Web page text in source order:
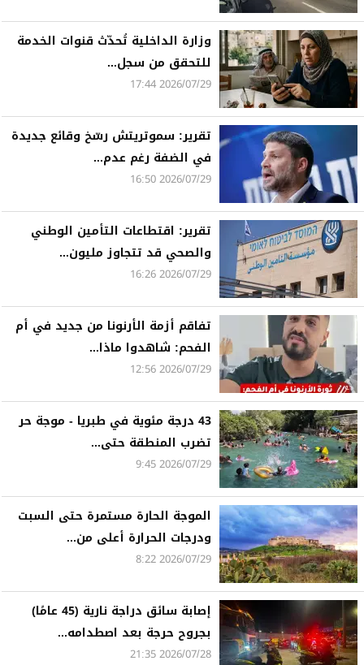
وزارة الداخلية تُحدّث قنوات الخدمة
للتحقق من سجل...
2026/07/29 17:44
تقرير: سموتريتش رسّخ وقائع جديدة
في الضفة رغم عدم...
2026/07/29 16:50
تقرير: اقتطاعات التأمين الوطني
والصحي قد تتجاوز مليون...
2026/07/29 16:26
تفاقم أزمة الأرنونا من جديد في أم
الفحم: شاهدوا ماذا...
2026/07/29 12:56
43 درجة مئوية في طبريا - موجة حر
تضرب المنطقة حتى...
2026/07/29 9:45
الموجة الحارة مستمرة حتى السبت
ودرجات الحرارة أعلى من...
2026/07/29 8:22
إصابة سائق دراجة نارية (45 عامًا)
بجروح حرجة بعد اصطدامه...
2026/07/28 21:35